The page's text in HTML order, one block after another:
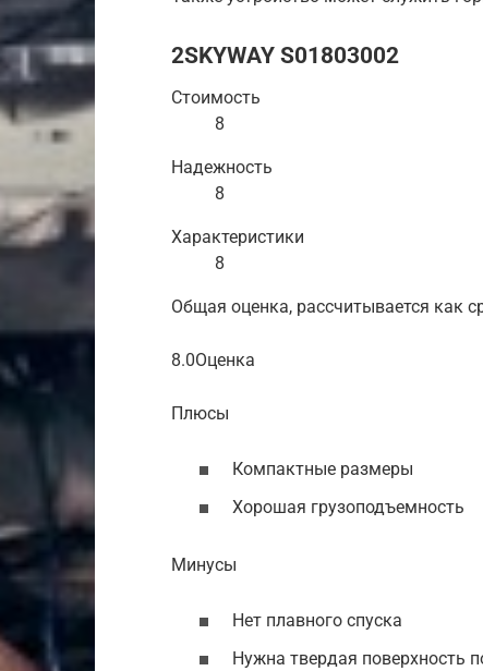
2SKYWAY S01803002
Стоимость
8
Надежность
8
Характеристики
8
Общая оценка, рассчитывается как
8.0Оценка
Плюсы
Компактные размеры
Хорошая грузоподъемность
Минусы
Нет плавного спуска
Нужна твердая поверхность